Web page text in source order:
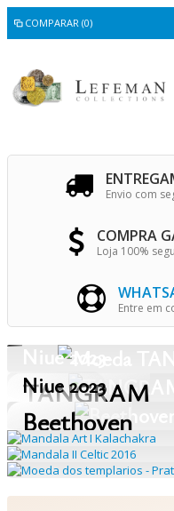
COMPARAR (0)
Envio com
COMPRA
Loja 100%
Entre em
Niue 2023
TANGRAM
Niue 2023
Beethoven